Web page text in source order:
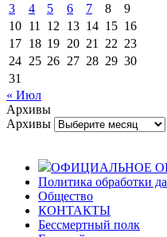
3
4 5 6 7 8
9
10 11 12 13 14 15 16
17 18 19 20 21 22 23
24 25 26 27 28 29 30
31
« Июл
Архивы
Архивы
ОФИЦИАЛЬНОЕ
Политика обработки
Общество
КОНТАКТЫ
Бессмертный полк